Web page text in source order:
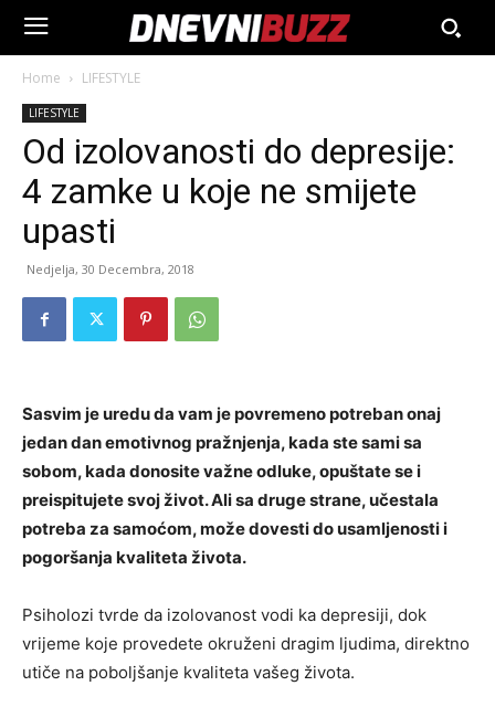
Home LIFESTYLE
LIFESTYLE
Od izolovanosti do depresije:
4 zamke u koje ne smijete
upasti
Nedjelja, 30 Decembra, 2018
Sasvim je uredu da vam je povremeno potreban onaj
jedan dan emotivnog pražnjenja, kada ste sami sa
sobom, kada donosite važne odluke, opuštate se i
preispitujete svoj život. Ali sa druge strane, učestala
potreba za samoćom, može dovesti do usamljenosti i
pogoršanja kvaliteta života.
Psiholozi tvrde da izolovanost vodi ka depresiji, dok
vrijeme koje provedete okruženi dragim ljudima, direktno
utiče na poboljšanje kvaliteta vašeg života.